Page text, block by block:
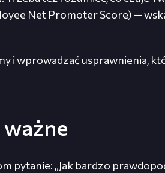
Net Promoter Score) —
i wprowadzać usprawnienia,
ważne
pytanie: „Jak bardzo